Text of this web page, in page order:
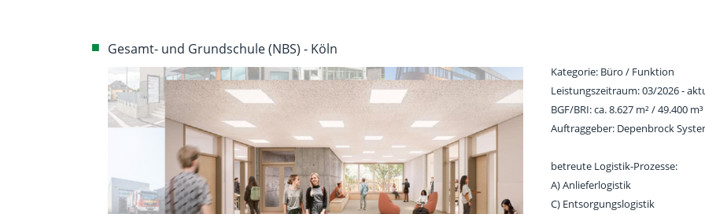
Gesamt- und Grundschule (NBS) - Köln
Kategorie: Büro / Funktion
Leistungszeitraum: 03/2026 -
BGF/BRI: ca. 8.627 m² / 49.400 m³
Auftraggeber: Depenbrock
betreute Logistik-Prozesse:
A) Anlieferlogistik
C) Entsorgungslogistik